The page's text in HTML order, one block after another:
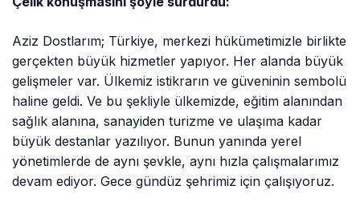
Aziz Dostlarım; Türkiye, merkezi hükümetimizle birlikte
gerçekten büyük hizmetler yapıyor. Her alanda büyük
gelişmeler var. Ülkemiz istikrarın ve güveninin sembolü
haline geldi. Ve bu şekliyle ülkemizde, eğitim alanından
sağlık alanına, sanayiden turizme ve ulaşıma kadar
büyük destanlar yazılıyor. Bunun yanında yerel
yönetimlerde de aynı şevkle, aynı hızla çalışmalarımız
devam ediyor. Gece gündüz şehrimiz için çalışıyoruz.